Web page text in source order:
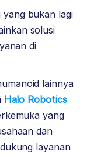
bukan lagi
solusi
di
lainnya
Halo Robotics
yang
dan
layanan